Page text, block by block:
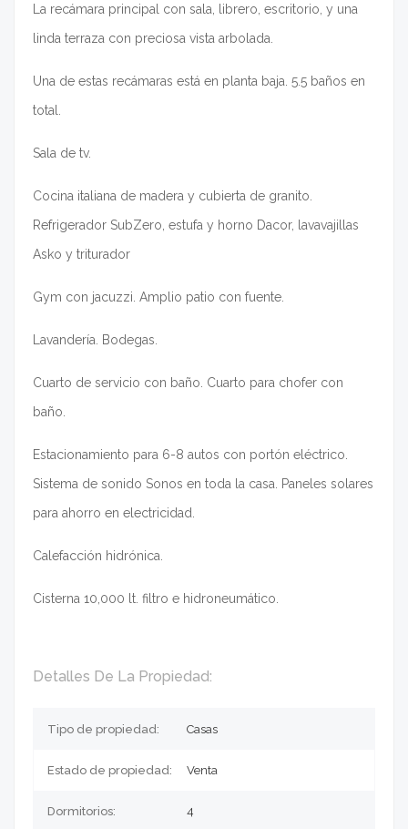
La recámara principal con sala, librero, escritorio, y una
linda terraza con preciosa vista arbolada.
Una de estas recámaras está en planta baja. 5.5 baños en
total.
Sala de tv.
Cocina italiana de madera y cubierta de granito.
Refrigerador SubZero, estufa y horno Dacor, lavavajillas
Asko y triturador
Gym con jacuzzi. Amplio patio con fuente.
Lavandería. Bodegas.
Cuarto de servicio con baño. Cuarto para chofer con
baño.
Estacionamiento para 6-8 autos con portón eléctrico.
Sistema de sonido Sonos en toda la casa. Paneles solares
para ahorro en electricidad.
Calefacción hidrónica.
Cisterna 10,000 lt. filtro e hidroneumático.
Detalles De La Propiedad:
Tipo de propiedad: Casas
Estado de propiedad: Venta
Dormitorios: 4